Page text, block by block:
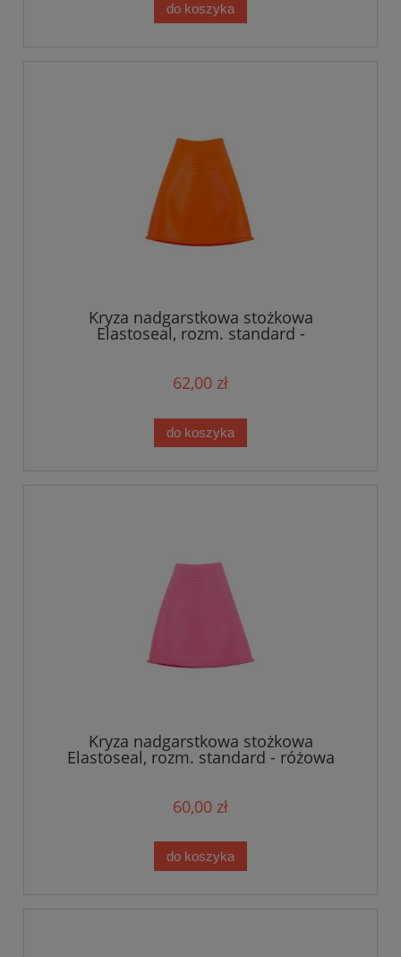
do koszyka
Kryza nadgarstkowa stożkowa
Elastoseal, rozm. standard -
62,00 zł
do koszyka
Kryza nadgarstkowa stożkowa
Elastoseal, rozm. standard - różowa
60,00 zł
do koszyka